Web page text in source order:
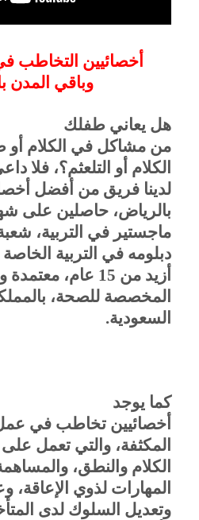
أخصائيين التخاطب
وباقي المدن
هل يعاني طفلك
من مشاكل في الكلام
الكلام أو التلعثم؟، فلا
لدينا فريق من أفضل
بالرياض، حاصلين على
ماجستير في التربية،
دبلومه في التربية
أزيد من 15 عام،
المخصصة للصحة،
السعودية.
كما يوجد
أخصائيين تخاطب في
المكثفة، والتي تعمل
الكلام والنطق،
المهارات لذوي الإعاقة،
وتعديل السلوك لدى